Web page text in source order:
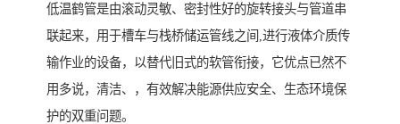
低温鹤管是由滚动灵敏、密封性好的旋转接头与管道串
联起来，用于槽车与栈桥储运管线之间,进行液体介质传
输作业的设备，以替代旧式的软管衔接，它优点已然不
用多说，清洁、，有效解决能源供应安全、生态环境保
护的双重问题。